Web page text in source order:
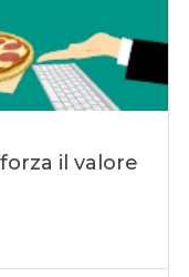
il valore